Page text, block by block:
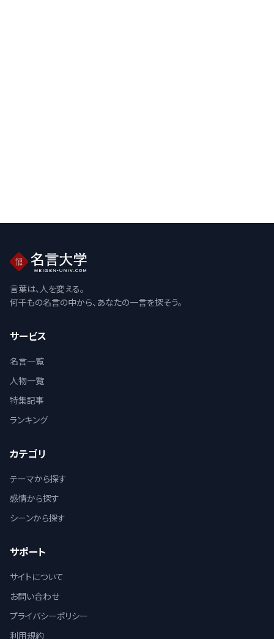
言葉は、人を変える。
何千もの名言の中から、あなたの一言を探そう。
サービス
名言一覧
人物一覧
特集記事
ランキング
カテゴリ
テーマから探す
感情から探す
シーンから探す
サポート
サイトについて
お問い合わせ
プライバシーポリシー
利用規約